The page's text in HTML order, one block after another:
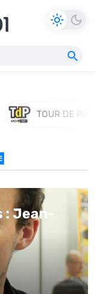
TOUR DE
: Jean-